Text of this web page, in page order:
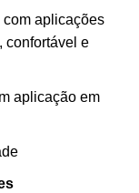
com aplicações
confortável e
aplicação em